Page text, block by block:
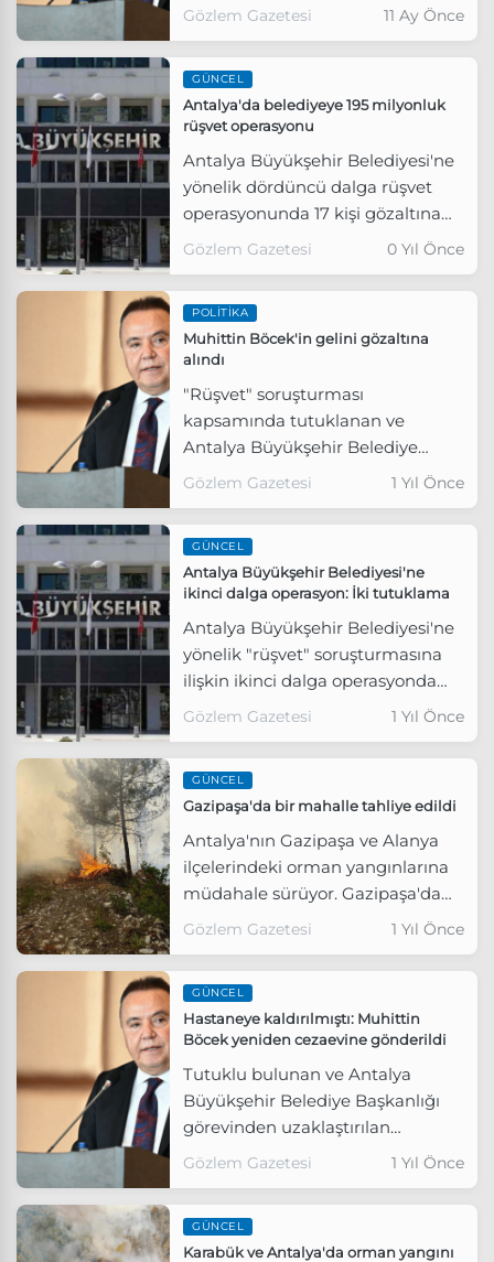
Böcek Antalya Havalimanı'nda
Gözlem Gazetesi 11 Ay Önce
GÜNCEL
Antalya'da belediyeye 195 milyonluk
rüşvet operasyonu
Antalya Büyükşehir Belediyesi'ne
yönelik dördüncü dalga rüşvet
operasyonunda 17 kişi gözaltına
alındı.
Gözlem Gazetesi 0 Yıl Önce
POLITIKA
Muhittin Böcek'in gelini gözaltına
alındı
"Rüşvet" soruşturması
kapsamında tutuklanan ve
Antalya Büyükşehir Belediye
Başkanlığı görevinden
Gözlem Gazetesi 1 Yıl Önce
GÜNCEL
Antalya Büyükşehir Belediyesi'ne
ikinci dalga operasyon: İki tutuklama
Antalya Büyükşehir Belediyesi'ne
yönelik "rüşvet" soruşturmasına
ilişkin ikinci dalga operasyonda
gözaltına alınan Genel Sekreter
Kaya tutuklandı.
Gözlem Gazetesi 1 Yıl Önce
GÜNCEL
Gazipaşa'da bir mahalle tahliye edildi
Antalya'nın Gazipaşa ve Alanya
ilçelerindeki orman yangınlarına
müdahale sürüyor. Gazipaşa'da
alevlerin yaklaştığı mahalledeki
Gözlem Gazetesi 1 Yıl Önce
GÜNCEL
Hastaneye kaldırılmıştı: Muhittin
Böcek yeniden cezaevine gönderildi
Tutuklu bulunan ve Antalya
Büyükşehir Belediye Başkanlığı
görevinden uzaklaştırılan
Muhittin Böcek, kaldırıldığı
Gözlem Gazetesi 1 Yıl Önce
GÜNCEL
Karabük ve Antalya'da orman yangını